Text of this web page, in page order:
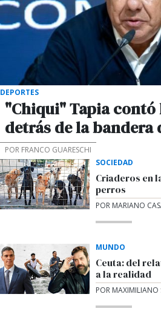
DEPORTES
"Chiqui" Tapia
detrás de la bandera
POR FRANCO GUARESCHI
SOCIEDAD
Criaderos en
perros
POR MARIANO
MUNDO
Ceuta: del
a la realidad
POR MAXIMILIANO